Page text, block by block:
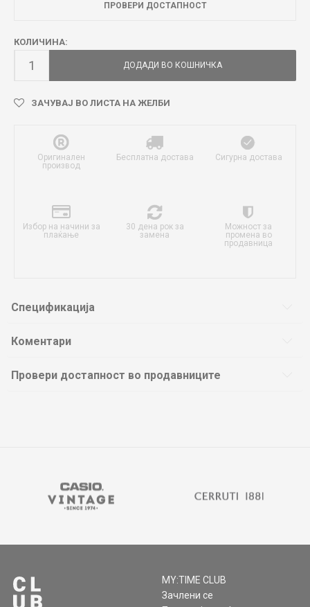
ПРОВЕРИ ДОСТАПНОСТ
КОЛИЧИНА:
ДОДАДИ ВО КОШНИЧКА
ЗАЧУВАЈ ВО ЛИСТА НА ЖЕЛБИ
Оригинален
производ
Бесплатна достава Сигурна достава
Избор на начини за
плаќање
30 дена рок за
замена
Можност за
промена во
продавница
Спецификација
Коментари
Провери достапност во продавниците
MY:TIME CLUB
Зачлени се